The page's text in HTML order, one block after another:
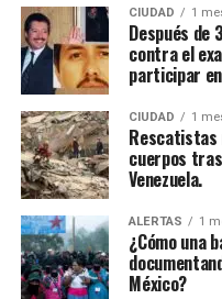
CIUDAD 1
Después de
contra el
participar
CIUDAD 1
Rescatistas
cuerpos
Venezuela.
ALERTAS 1
¿Cómo una
México?